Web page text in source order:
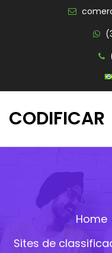
CODIFICAR
Home
Sites de